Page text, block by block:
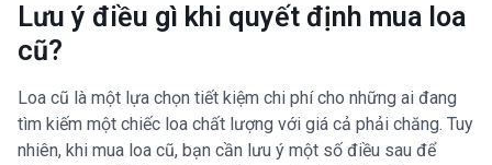
Lưu ý điều gì khi quyết định mua loa
cũ?
Loa cũ là một lựa chọn tiết kiệm chi phí cho những ai đang
tìm kiếm một chiếc loa chất lượng với giá cả phải chăng. Tuy
nhiên, khi mua loa cũ, bạn cần lưu ý một số điều sau để